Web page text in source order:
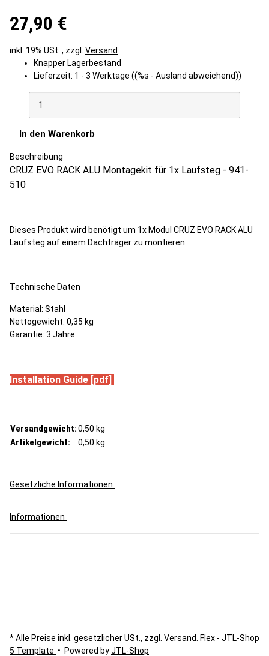
27,90 €
inkl. 19% USt. , zzgl. Versand
Knapper Lagerbestand
Lieferzeit: 1 - 3 Werktage ((%s - Ausland abweichend))
In den Warenkorb
Beschreibung
CRUZ EVO RACK ALU Montagekit für 1x Laufsteg - 941-
510
Dieses Produkt wird benötigt um 1x Modul CRUZ EVO RACK ALU
Laufsteg auf einem Dachträger zu montieren.
Technische Daten
Material: Stahl
Nettogewicht: 0,35 kg
Garantie: 3 Jahre
Installation Guide [pdf]
Versandgewicht:0,50 kg
Artikelgewicht: 0,50 kg
Gesetzliche Informationen
Informationen
* Alle Preise inkl. gesetzlicher USt., zzgl. Versand
Flex - JTL-Shop
5 Template • Powered byJTL-Shop